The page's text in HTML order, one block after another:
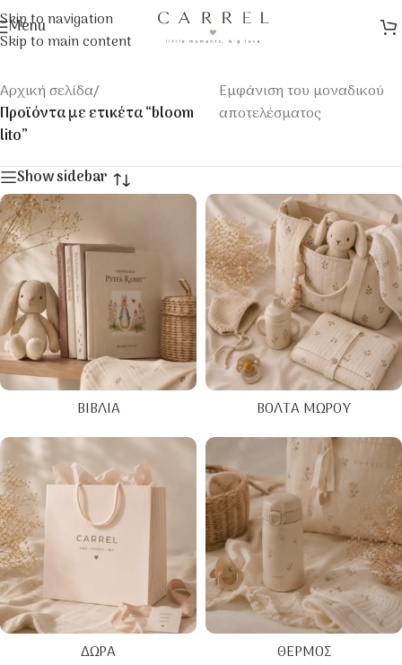
Skip to navigation
Skip to main content
Menu
Αρχική σελίδα/
Προϊόντα με ετικέτα “bloom
lito”
Εμφάνιση του μοναδικού
αποτελέσματος
Show sidebar
ΒΙΒΛΊΑ ΒΌΛΤΑ ΜΩΡΟΎ
ΔΏΡΑ ΘΕΡΜΌΣ